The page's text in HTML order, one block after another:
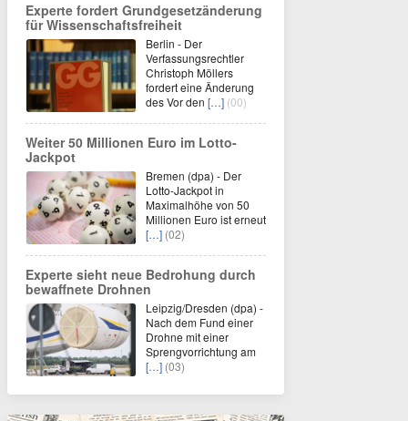
Experte fordert Grundgesetzänderung
für Wissenschaftsfreiheit
Berlin - Der
Verfassungsrechtler
Christoph Möllers
fordert eine Änderung
des Vor den […] (00)
Weiter 50 Millionen Euro im Lotto-
Jackpot
Bremen (dpa) - Der
Lotto-Jackpot in
Maximalhöhe von 50
Millionen Euro ist erneut
[…] (02)
Experte sieht neue Bedrohung durch
bewaffnete Drohnen
Leipzig/Dresden (dpa) -
Nach dem Fund einer
Drohne mit einer
Sprengvorrichtung am
[…] (03)